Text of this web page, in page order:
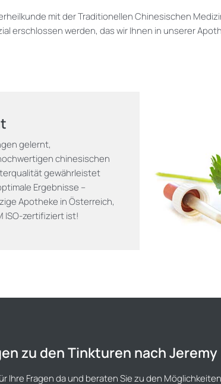
mit der Traditionellen Chinesischen
erschlossen werden, das wir Ihnen in unserer
gelernt,
chinesischen
gewährleistet
Ergebnisse –
Apotheke in Österreich,
ISO-zertifiziert ist!
zu den Tinkturen nach Jeremy
Ihre Fragen da und beraten Sie zu den